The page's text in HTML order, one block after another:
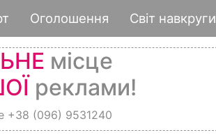
Оголошення Світ навкруги
місце
реклами!
+38 (096) 9531240